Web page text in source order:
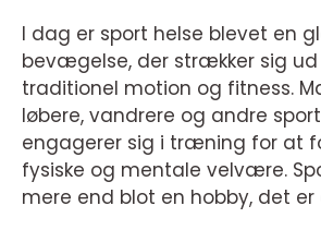
I dag er sport helse blevet en
bevægelse, der strækker sig
traditionel motion og fitness.
løbere, vandrere og andre
engagerer sig i træning for at
fysiske og mentale velvære.
mere end blot en hobby, det er